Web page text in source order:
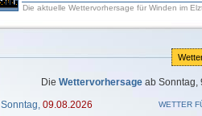
Die aktuelle Wettervorhersage für Winden im
Die Wettervorhersage ab Sonntag,
Sonntag, 09.08.2026
WETTER